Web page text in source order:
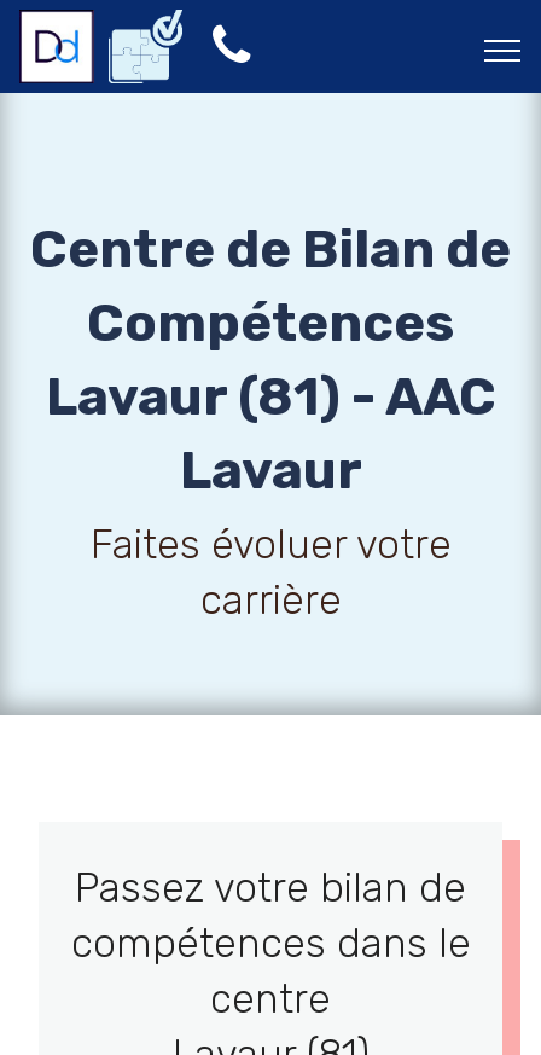
Centre de Bilan de
Compétences
Lavaur (81) - AAC
Lavaur
Faites évoluer votre
carrière
Passez votre bilan de
compétences dans le
centre